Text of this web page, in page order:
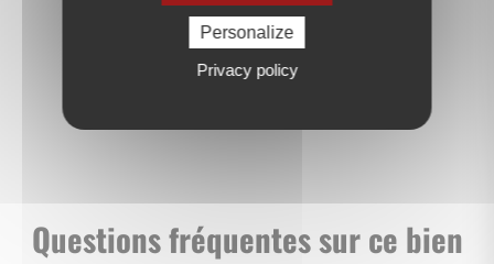
Questions fréquentes sur ce bien
Personalize
Privacy policy